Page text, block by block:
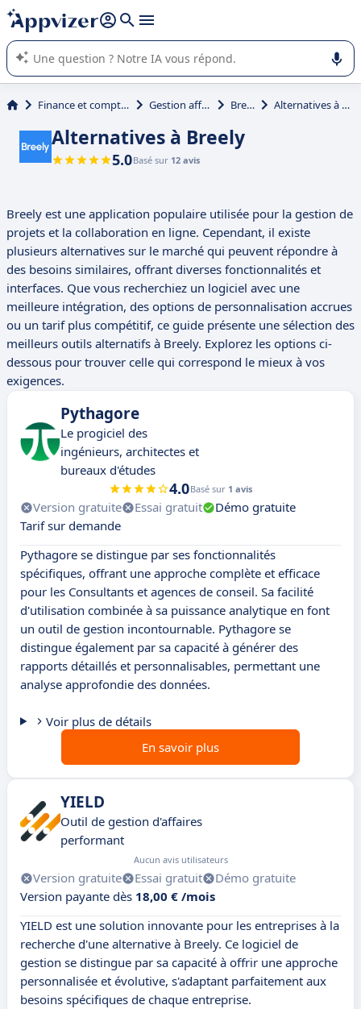
répondre (plusieurs lignes avec
L'IA de Appvizer vous guide dans l'utilisation ou la sélection de
logiciel SaaS en entreprise.
Finance et comptabilité Gestion affaires Breely Alternatives à Breely
Alternatives à Breely
5.0Basé sur 12 avis
Breely est une application populaire utilisée pour la gestion de
projets et la collaboration en ligne. Cependant, il existe
plusieurs alternatives sur le marché qui peuvent répondre à
des besoins similaires, offrant diverses fonctionnalités et
interfaces. Que vous recherchiez un logiciel avec une
meilleure intégration, des options de personnalisation accrues
ou un tarif plus compétitif, ce guide présente une sélection des
meilleurs outils alternatifs à Breely. Explorez les options ci-
dessous pour trouver celle qui correspond le mieux à vos
exigences.
Pythagore
Le progiciel des
ingénieurs, architectes et
bureaux d'études
4.0Basé sur 1 avis
Version gratuite Essai gratuit
Démo gratuite
Tarif sur demande
Pythagore se distingue par ses fonctionnalités
spécifiques, offrant une approche complète et efficace
pour les Consultants et agences de conseil. Sa facilité
d'utilisation combinée à sa puissance analytique en font
un outil de gestion incontournable. Pythagore se
distingue également par sa capacité à générer des
rapports détaillés et personnalisables, permettant une
analyse approfondie des données.
Voir plus de détails
En savoir plus
YIELD
Outil de gestion d'affaires
performant
Aucun avis utilisateurs
Version gratuite Essai gratuit
Démo gratuite
Version payante dès 18,00 € /mois
YIELD est une solution innovante pour les entreprises à la
recherche d'une alternative à Breely. Ce logiciel de
gestion se distingue par sa capacité à offrir une approche
personnalisée et évolutive, s'adaptant parfaitement aux
besoins spécifiques de chaque entreprise.